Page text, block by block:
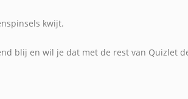
kwijt.
blij en wil je dat met de rest van Quizlet